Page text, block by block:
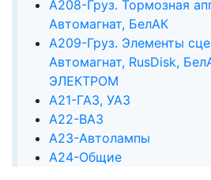
А208-Груз. Тормозная
Автомагнат, БелАК
А209-Груз. Элементы
Автомагнат, RusDisk,
ЭЛЕКТРОМ
А21-ГАЗ, УАЗ
А22-ВАЗ
А23-Автолампы
А24-Общие